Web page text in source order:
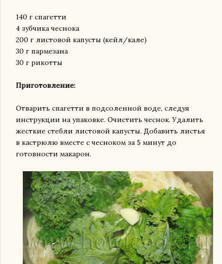
140 г спагетти
4 зубчика чеснока
200 г листовой капусты (кейл/кале)
30 г пармезана
30 г рикотты
Приготовление:
Отварить спагетти в подсоленной воде, следуя
инструкции на упаковке. Очистить чеснок. Удалить
жесткие стебли листовой капусты. Добавить листья
в кастрюлю вместе с чесноком за 5 минут до
готовности макарон.